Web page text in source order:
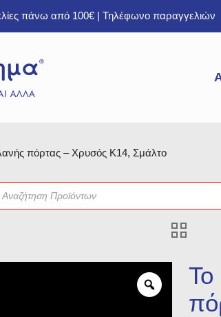
πάνω από 100€ | Τηλέφωνο παραγγελιών
πόρτας – Χρυσός Κ14, Σμάλτο
Το